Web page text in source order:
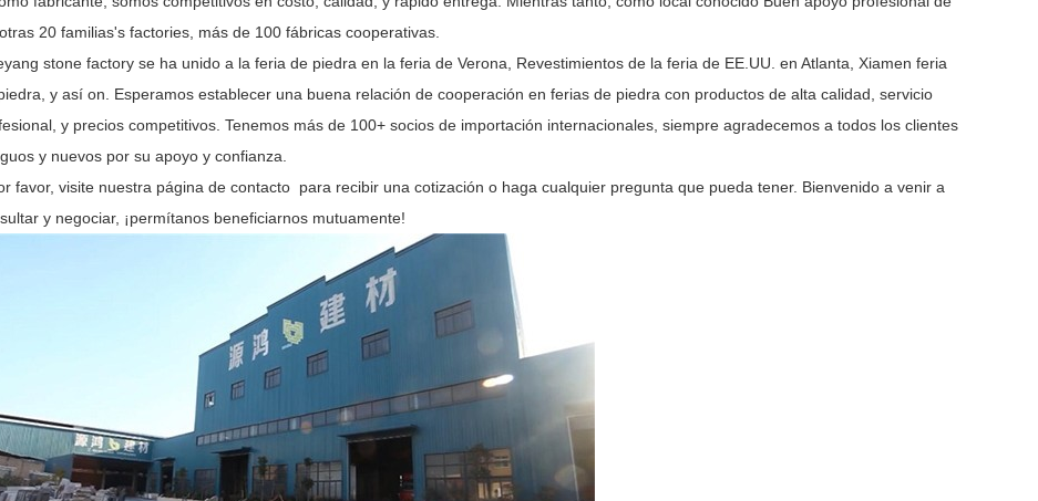
20 familias's factories, más de 100 fábricas cooperativas.
stone factory se ha unido a la feria de piedra en la feria de Verona, Revestimientos de la feria de EE.UU. en Atlanta, Xiamen feria
y así on. Esperamos establecer una buena relación de cooperación en ferias de piedra con productos de alta calidad, servicio
y precios competitivos. Tenemos más de 100+ socios de importación internacionales, siempre agradecemos a todos los clientes
y nuevos por su apoyo y confianza.
favor, visite nuestra página de contacto para recibir una cotización o haga cualquier pregunta que pueda tener. Bienvenido a venir a
y negociar, ¡permítanos beneficiarnos mutuamente!